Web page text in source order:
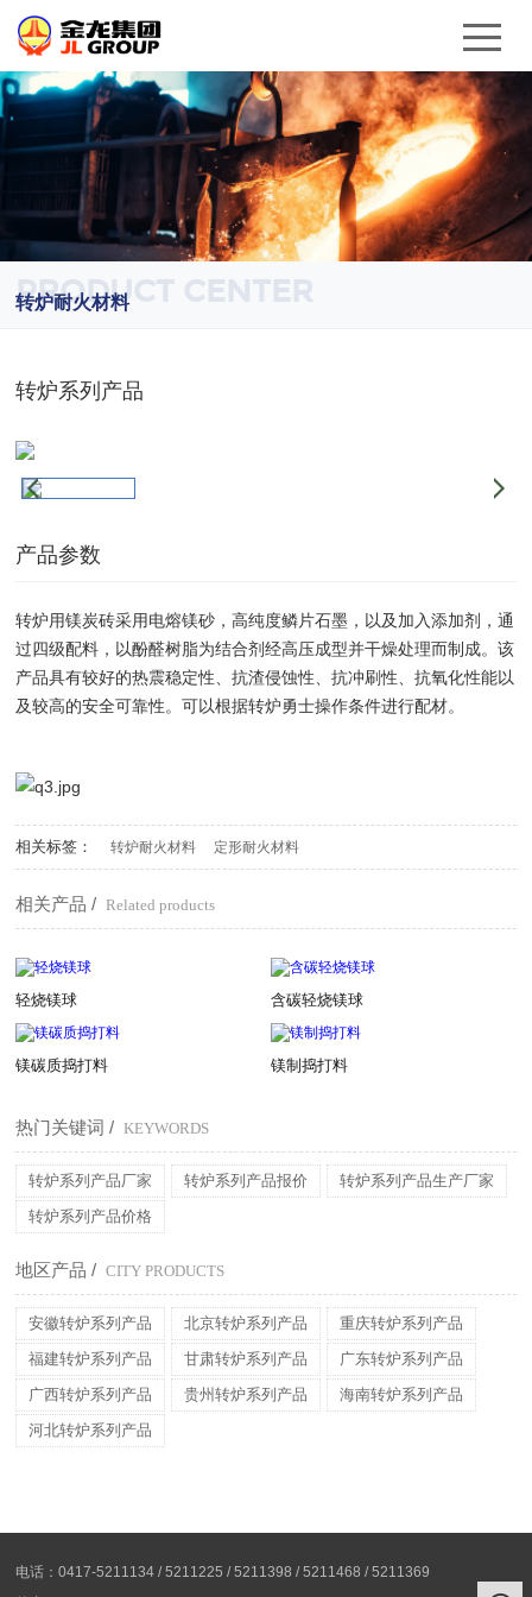
PRODUCT CENTER
转炉耐火材料
转炉系列产品
产品参数
转炉用镁炭砖采用电熔镁砂，高纯度鳞片石墨，以及加入添加剂，通
过四级配料，以酚醛树脂为结合剂经高压成型并干燥处理而制成。该
产品具有较好的热震稳定性、抗渣侵蚀性、抗冲刷性、抗氧化性能以
及较高的安全可靠性。可以根据转炉勇士操作条件进行配材。
相关标签： 转炉耐火材料 定形耐火材料
相关产品 / Related products
轻烧镁球 含碳轻烧镁球
镁碳质捣打料 镁制捣打料
热门关键词 / KEYWORDS
转炉系列产品厂家 转炉系列产品报价
转炉系列产品生产厂家
转炉系列产品价格
地区产品 / CITY PRODUCTS
安徽转炉系列产品 北京转炉系列产品
重庆转炉系列产品
福建转炉系列产品
甘肃转炉系列产品
广东转炉系列产品
广西转炉系列产品
贵州转炉系列产品
海南转炉系列产品
河北转炉系列产品
电话：0417-5211134 / 5211225 / 5211398 / 5211468 / 5211369